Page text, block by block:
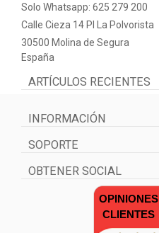
Solo Whatsapp: 625 279 200
Calle Cieza 14 PI La Polvorista
30500 Molina de Segura
España
ARTÍCULOS RECIENTES
INFORMACIÓN
SOPORTE
OBTENER SOCIAL
OPINIONES
CLIENTES